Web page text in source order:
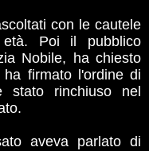
con le cautele
Poi il pubblico
Nobile, ha chiesto
firmato l'ordine di
stato rinchiuso nel
aveva parlato di